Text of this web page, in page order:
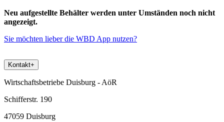
Neu aufgestellte Behälter werden unter Umständen noch nicht
angezeigt.
Sie möchten lieber die WBD App nutzen?
Kontakt+
Wirtschaftsbetriebe Duisburg - AöR
Schifferstr. 190
47059 Duisburg